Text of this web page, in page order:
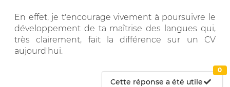
En effet, je t'encourage vivement à poursuivre le
développement de ta maîtrise des langues qui,
très clairement, fait la différence sur un CV
aujourd'hui.
Cette réponse a été utile
0